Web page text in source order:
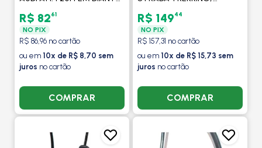
CROSSFOX 1.6 2005 A 2014 -
MAGNETI MARELLI
R$ 8261
NO PIX
R$ 86,96 no cartão
ou em 10x de R$ 8,70 sem
juros no cartão
COMPRAR
ADVENTURE / 2013 EM
DIANTE - MAXAUTO
R$ 14944
NO PIX
R$ 157,31 no cartão
ou em 10x de R$ 15,73 sem
juros no cartão
COMPRAR